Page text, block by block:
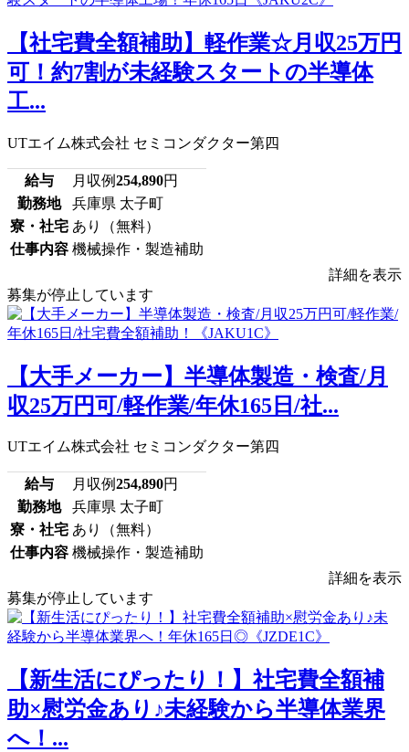
【社宅費全額補助】軽作業☆月収25万円
可！約7割が未経験スタートの半導体
工...
UTエイム株式会社 セミコンダクター第四
給与 月収例254,890円
勤務地
兵庫県 太子町
寮・社宅 あり（無料）
仕事内容 機械操作・製造補助
詳細を表示
募集が停止しています
【大手メーカー】半導体製造・検査/月
収25万円可/軽作業/年休165日/社...
UTエイム株式会社 セミコンダクター第四
給与 月収例254,890円
勤務地
兵庫県 太子町
寮・社宅 あり（無料）
仕事内容 機械操作・製造補助
詳細を表示
募集が停止しています
【新生活にぴったり！】社宅費全額補
助×慰労金あり♪未経験から半導体業界
へ！...